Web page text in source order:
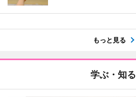
もっと見る
学ぶ・知る